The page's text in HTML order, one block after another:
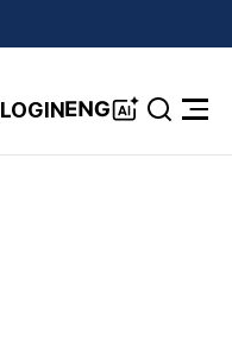
LOGINENG A
검
전